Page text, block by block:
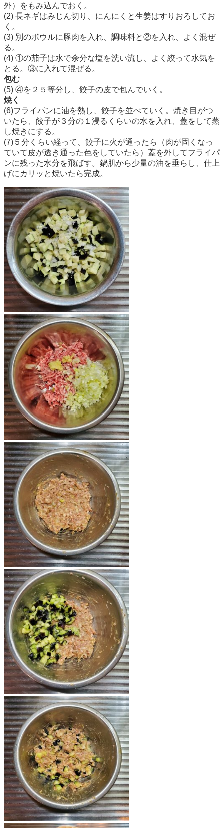
外）をもみ込んでおく。
(2) 長ネギはみじん切り、にんにくと生姜はすりおろしてお
く。
(3) 別のボウルに豚肉を入れ、調味料と②を入れ、よく混ぜ
る。
(4) ①の茄子は水で余分な塩を洗い流し、よく絞って水気を
とる。③に入れて混ぜる。
包む
(5) ④を２５等分し、餃子の皮で包んでいく。
焼く
(6)フライパンに油を熱し、餃子を並べていく。焼き目がつ
いたら、餃子が３分の１浸るくらいの水を入れ、蓋をして蒸
し焼きにする。
(7)５分くらい経って、餃子に火が通ったら（肉が固くなっ
ていて皮が透き通った色をしていたら）蓋を外してフライパ
ンに残った水分を飛ばす。鍋肌から少量の油を垂らし、仕上
げにカリッと焼いたら完成。